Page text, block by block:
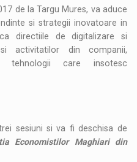
de la Targu Mures, va aduce
si strategii inovatoare in
directiile de digitalizare si
activitatilor din companii,
care insotesc
sesiuni si va fi deschisa de
Economistilor Maghiari din